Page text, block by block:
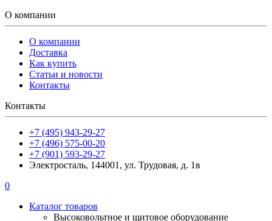
О компании
О компании
Доставка
Как купить
Статьи и новости
Контакты
Контакты
+7 (495) 943-29-27
+7 (496) 575-00-20
+7 (901) 593-29-27
Электросталь, 144001, ул. Трудовая, д. 1в
0
Каталог товаров
Высоковольтное и щитовое оборудование